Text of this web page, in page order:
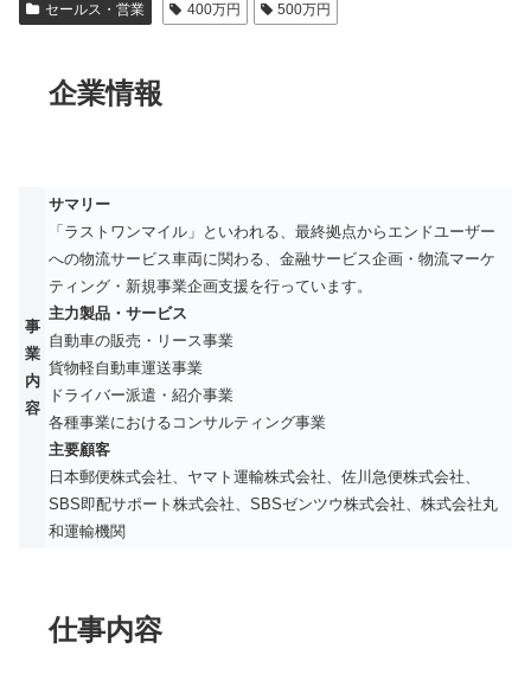
セールス・営業 400万円 500万円
企業情報
事
業
内
容
サマリー
「ラストワンマイル」といわれる、最終拠点からエンドユーザー
への物流サービス車両に関わる、金融サービス企画・物流マーケ
ティング・新規事業企画支援を行っています。
主力製品・サービス
自動車の販売・リース事業
貨物軽自動車運送事業
ドライバー派遣・紹介事業
各種事業におけるコンサルティング事業
主要顧客
日本郵便株式会社、ヤマト運輸株式会社、佐川急便株式会社、
SBS即配サポート株式会社、SBSゼンツウ株式会社、株式会社丸
和運輸機関
仕事内容